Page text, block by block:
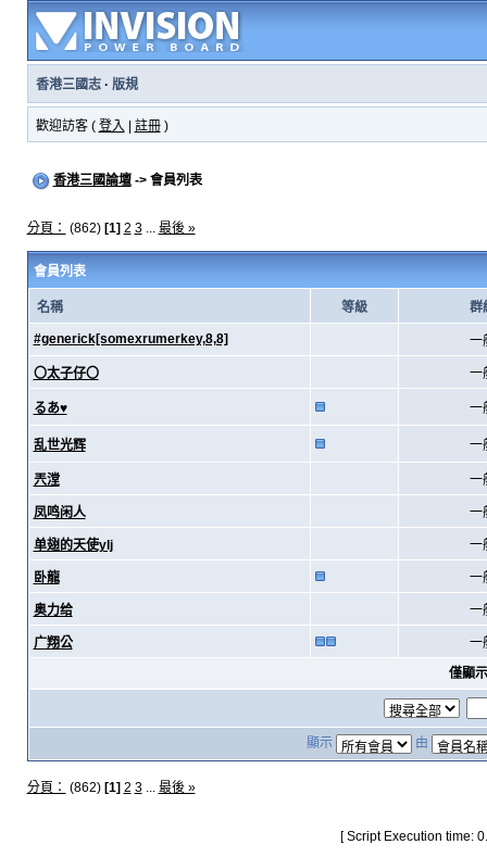
香港三國志· 版規
歡迎訪客 ( 登入 註冊)
香港三國論壇-> 會員列表
分頁： (862) [1] 2 3... 最後 »
會員列表
名稱 等級 群
#generick[somexrumerkey,8,8] 一
〇太子仔〇 一
るあ♥ 一
乱世光辉 一
兲漟 一
凤鸣闲人 一
单翅的天使ylj 一
卧龍 一
奥力给 一
广翔公
一
僅顯
顯示 由
分頁： (862) [1] 2 3... 最後 »
[ Script Execution time: